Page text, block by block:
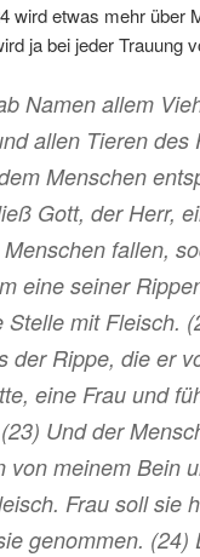
wird etwas mehr über
ja bei jeder Trauung
Namen allem
allen Tieren des
Menschen
Gott, der Herr,
fallen,
eine seiner
Stelle mit Fleisch.
der Rippe, die er
eine Frau und
Und der
von meinem Bein
Frau soll sie
genommen. (24)